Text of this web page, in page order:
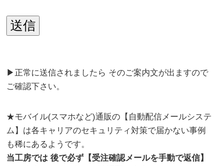
▶正常に送信されましたら そのご案内文が出ますので
ご確認下さい。
★モバイル(スマホなど)通販の【自動配信メールシステ
ム】は各キャリアのセキュリティ対策で届かない事例
も稀にあるようです。
当工房では 後で必ず【受注確認メールを手動で返信】